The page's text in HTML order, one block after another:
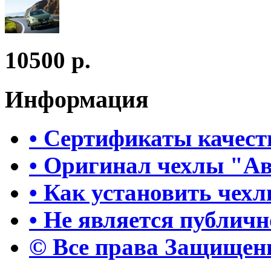
10500 р.
Информация
• Сертификаты
• Оригинал чехлы
• Как установить
• Не является
© Все права